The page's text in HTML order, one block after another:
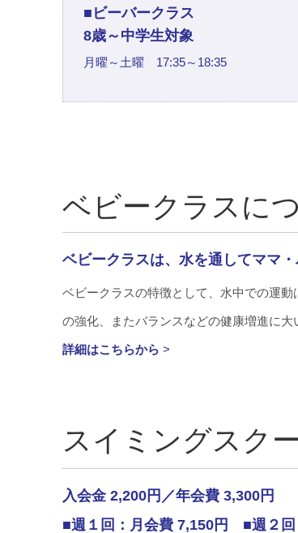
■ビーバークラス
8歳～中学生対象
月曜～土曜 17:35～18:35
ベビークラスに
ベビークラスは、水を通してママ
ベビークラスの特徴として、水中での運
の強化、またバランスなどの健康増進に大
詳細はこちらから >
スイミングスク
入会金 2,200円／年会費 3,300円
■週１回：月会費 7,150円 ■週２